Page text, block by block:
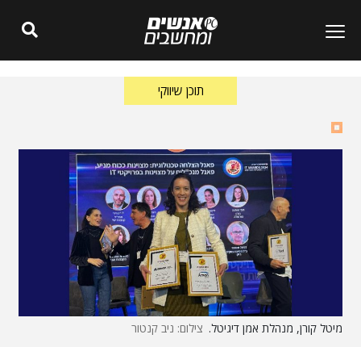
תוכן שיווקי
מיטל קורן, מנהלת אמן דיגיטל. צילום: ניב קנטור